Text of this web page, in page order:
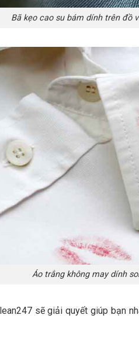
Bã kẹo cao su bám dính trên đồ
Áo trắng không may dính
sẽ giải quyết giúp bạn